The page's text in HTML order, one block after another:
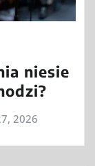
niesie
2026